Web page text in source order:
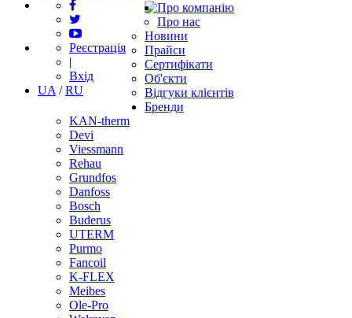
Реєстрація
|
Вхід
UA /RU
Про компанію
Про нас
Новини
Прайси
Сертифікати
Об'єкти
Відгуки клієнтів
Бренди
KAN-therm
Devi
Viessmann
Rehau
Grundfos
Danfoss
Bosch
Buderus
UTERM
Purmo
Fancoil
K-FLEX
Meibes
Ole-Pro